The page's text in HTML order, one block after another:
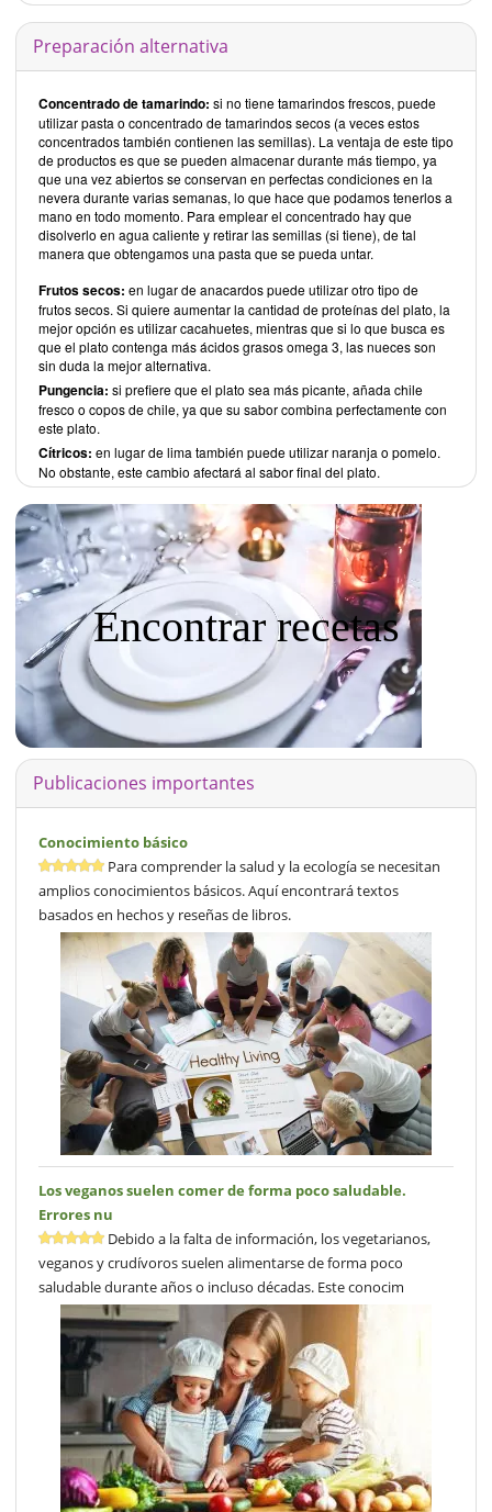
Preparación alternativa
Concentrado de tamarindo: si no tiene tamarindos frescos, puede
utilizar pasta o concentrado de tamarindos secos (a veces estos
concentrados también contienen las semillas). La ventaja de este tipo
de productos es que se pueden almacenar durante más tiempo, ya
que una vez abiertos se conservan en perfectas condiciones en la
nevera durante varias semanas, lo que hace que podamos tenerlos a
mano en todo momento. Para emplear el concentrado hay que
disolverlo en agua caliente y retirar las semillas (si tiene), de tal
manera que obtengamos una pasta que se pueda untar.
Frutos secos: en lugar de anacardos puede utilizar otro tipo de
frutos secos. Si quiere aumentar la cantidad de proteínas del plato, la
mejor opción es utilizar cacahuetes, mientras que si lo que busca es
que el plato contenga más ácidos grasos omega 3, las nueces son
sin duda la mejor alternativa.
Pungencia: si prefiere que el plato sea más picante, añada chile
fresco o copos de chile, ya que su sabor combina perfectamente con
este plato.
Cítricos: en lugar de lima también puede utilizar naranja o pomelo.
No obstante, este cambio afectará al sabor final del plato.
Encontrar recetas
Publicaciones importantes
Conocimiento básico
Para comprender la salud y la ecología se necesitan
amplios conocimientos básicos. Aquí encontrará textos
basados en hechos y reseñas de libros.
Los veganos suelen comer de forma poco saludable.
Errores nu
Debido a la falta de información, los vegetarianos,
veganos y crudívoros suelen alimentarse de forma poco
saludable durante años o incluso décadas. Este conocim